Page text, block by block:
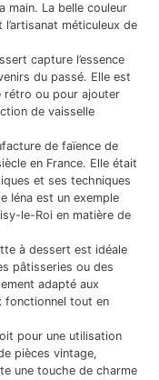
main. La belle couleur
méticuleux de
capture l’essence
du passé. Elle est
rétro ou pour ajouter
de vaisselle
de faïence de
en France. Elle était
et ses techniques
Iéna est un exemple
le-Roi en matière de
à dessert est idéale
pâtisseries ou des
adapté aux
fonctionnel tout en
pour une utilisation
pièces vintage,
une touche de charme